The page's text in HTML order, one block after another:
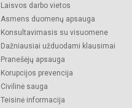
Laisvos darbo vietos
Asmens duomenų apsauga
Konsultavimasis su visuomene
Dažniausiai užduodami klausimai
Pranešėjų apsauga
Korupcijos prevencija
Civilinė sauga
Teisinė informacija